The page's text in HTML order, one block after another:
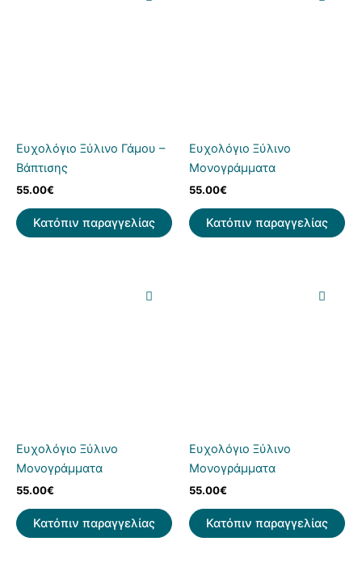
Ευχολόγιο Ξύλινο Γάμου –
Βάπτισης
55.00€
Κατόπιν παραγγελίας
Ευχολόγιο Ξύλινο
Μονογράμματα
55.00€
Κατόπιν παραγγελίας
Ευχολόγιο Ξύλινο
Μονογράμματα
55.00€
Κατόπιν παραγγελίας
Ευχολόγιο Ξύλινο
Μονογράμματα
55.00€
Κατόπιν παραγγελίας